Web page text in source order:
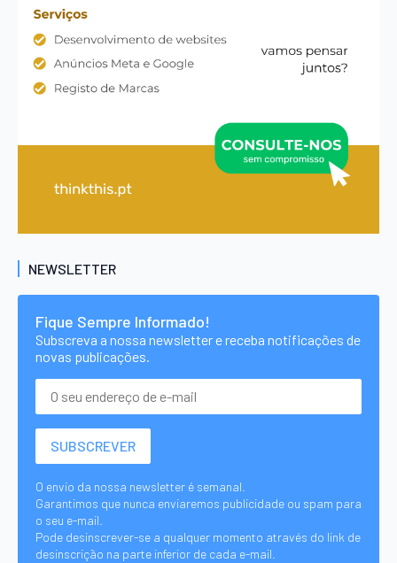
NEWSLETTER
Fique Sempre Informado!
Subscreva a nossa newsletter e receba notificações de
novas publicações.
O envio da nossa newsletter é semanal.
Garantimos que nunca enviaremos publicidade ou spam para
o seu e-mail.
Pode desinscrever-se a qualquer momento através do link de
desinscrição na parte inferior de cada e-mail.